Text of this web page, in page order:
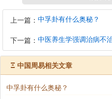
主而有常，含万物而化光
坤至柔而动也刚：坤卦
是极为刚强的；万事万物
的也是水；水滴石穿，一
过。
至静而德方：最为宁静
上一篇： 中孚卦有什么奥秘？
下一篇：
Ξ 中国周易相关文章
中孚卦有什么奥秘？